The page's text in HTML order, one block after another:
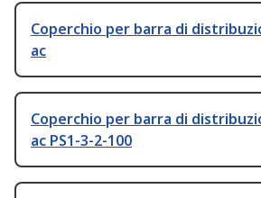
Coperchio per barra di
ac
Coperchio per barra di
ac PS1-3-2-100